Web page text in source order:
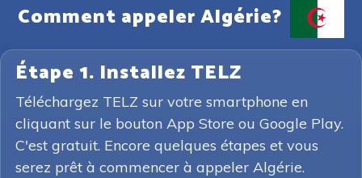
Comment appeler Algérie?
Étape 1. Installez TELZ
Téléchargez TELZ sur votre smartphone en
cliquant sur le bouton App Store ou Google Play.
C'est gratuit. Encore quelques étapes et vous
serez prêt à commencer à appeler Algérie.